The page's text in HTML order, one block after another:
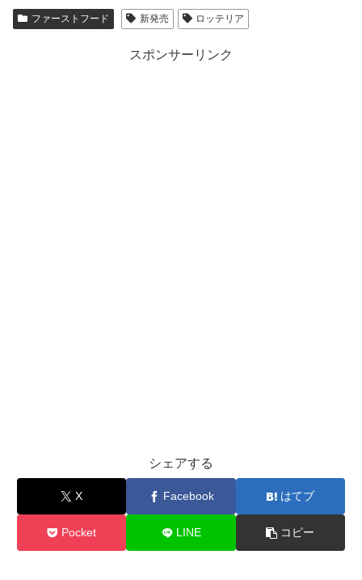
ファーストフード 新発売 ロッテリア
スポンサーリンク
シェアする
X Facebook はてブ
Pocket LINE コピー